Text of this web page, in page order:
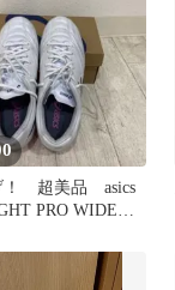
！ 超美品 asics
PRO WIDE